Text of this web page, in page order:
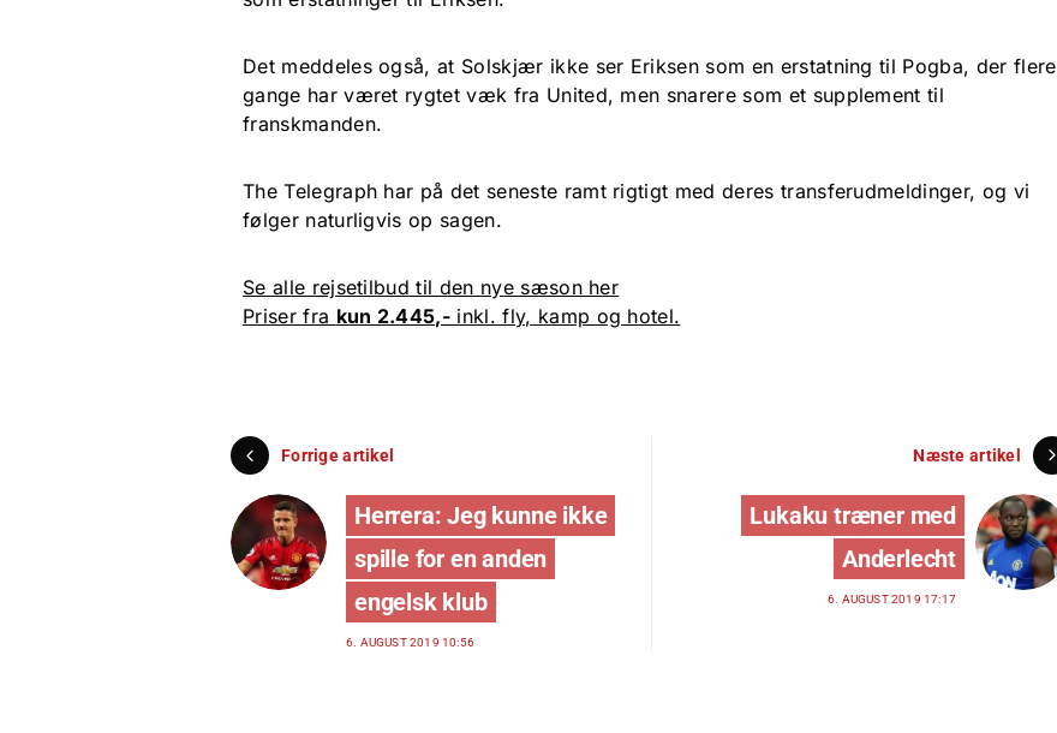
Det meddeles også, at Solskjær ikke ser Eriksen som en erstatning til Pogba, der flere
gange har været rygtet væk fra United, men snarere som et supplement til
franskmanden.
The Telegraph har på det seneste ramt rigtigt med deres transferudmeldinger, og vi
følger naturligvis op sagen.
Se alle rejsetilbud til den nye sæson her
Priser fra kun 2.445,- inkl. fly, kamp og hotel.
Forrige artikel
Herrera: Jeg kunne ikke
spille for en anden
engelsk klub
6. AUGUST 2019 10:56
Næste artikel
Lukaku træner med
Anderlecht
6. AUGUST 2019 17:17